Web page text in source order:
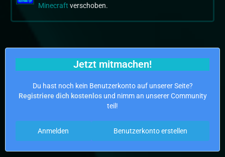
Minecraft verschoben.
Jetzt mitmachen!
Du hast noch kein Benutzerkonto auf unserer Seite?
Registriere dich kostenlosund nimm an unserer Community
teil!
Benutzerkonto erstellen
Anmelden